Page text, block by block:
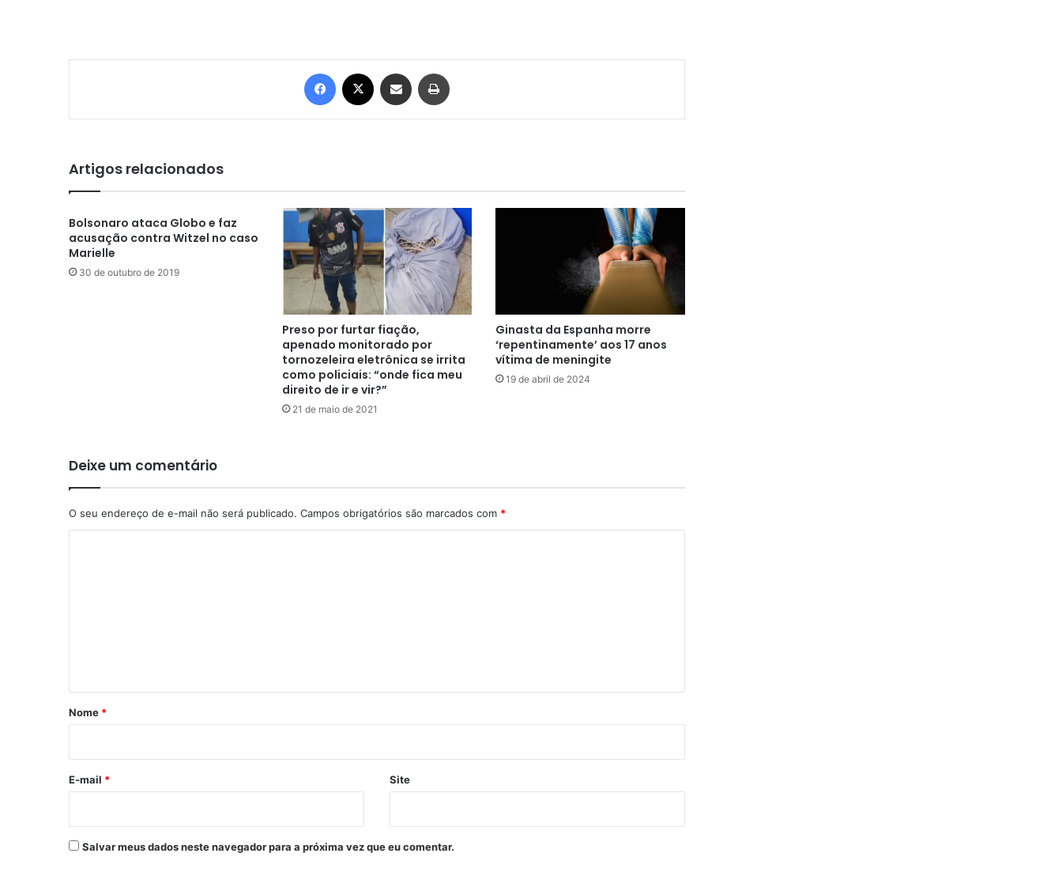
Facebook Compartilhar via e-mail
Artigos relacionados
Bolsonaro ataca Globo e faz
acusação contra Witzel no caso
Marielle
30 de outubro de 2019
Preso por furtar fiação,
apenado monitorado por
tornozeleira eletrônica se irrita
como policiais: “onde fica meu
direito de ir e vir?”
21 de maio de 2021
Ginasta da Espanha morre
‘repentinamente’ aos 17 anos
vítima de meningite
19 de abril de 2024
Deixe um comentário
O seu endereço de e-mail não será publicado. Campos obrigatórios são marcados com *
r
*
Nome *
E-mail * Site
Salvar meus dados neste navegador para a próxima vez que eu comentar.